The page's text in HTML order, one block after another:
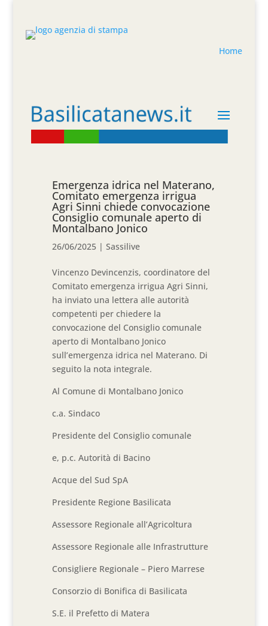
Home
Emergenza idrica nel Materano,
Comitato emergenza irrigua
Agri Sinni chiede convocazione
Consiglio comunale aperto di
Montalbano Jonico
26/06/2025 |Sassilive
Vincenzo Devincenzis, coordinatore del
Comitato emergenza irrigua Agri Sinni,
ha inviato una lettera alle autorità
competenti per chiedere la
convocazione del Consiglio comunale
aperto di Montalbano Jonico
sull’emergenza idrica nel Materano. Di
seguito la nota integrale.
Al Comune di Montalbano Jonico
c.a. Sindaco
Presidente del Consiglio comunale
e, p.c. Autorità di Bacino
Acque del Sud SpA
Presidente Regione Basilicata
Assessore Regionale all’Agricoltura
Assessore Regionale alle Infrastrutture
Consigliere Regionale – Piero Marrese
Consorzio di Bonifica di Basilicata
S.E. il Prefetto di Matera